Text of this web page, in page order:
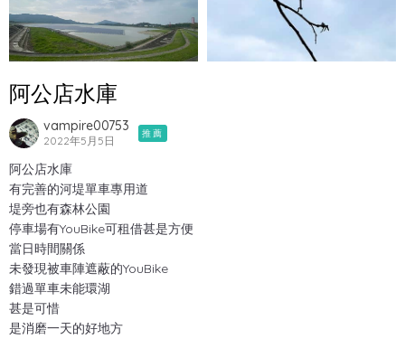
阿公店水庫
vampire00753
2022年5月5日
推薦
阿公店水庫
有完善的河堤單車專用道
堤旁也有森林公園
停車場有YouBike可租借甚是方便
當日時間關係
未發現被車陣遮蔽的YouBike
錯過單車未能環湖
甚是可惜
是消磨一天的好地方